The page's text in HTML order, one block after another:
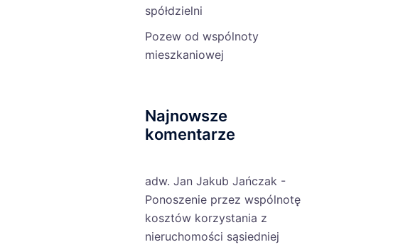
spółdzielni
Pozew od wspólnoty
mieszkaniowej
Najnowsze
komentarze
adw. Jan Jakub Jańczak -
Ponoszenie przez wspólnotę
kosztów korzystania z
nieruchomości sąsiedniej